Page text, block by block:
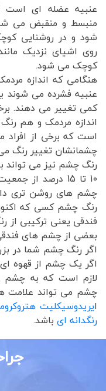
عنبیه عضله ای است
منبسط و منقبض می
شود و در روشنایی
روی اشیای نزدیک
کوچک می شود.
هنگامی که اندازه
عنبیه فشرده می
کمی تغییر می دهند.
اندازه مردمک و هم
است که برخی از
چشمانشان تغییر رنگ
رنگ چشم نیز می تواند
10 تا 15 درصد
چشم های روشن تری
رنگ چشم کسی که
فندقی یعنی ترکیبی از
بعضی از چشم های
اگر رنگ چشم شما در
اگر یک چشم از قهوه ای
لازم است که به چشم
چشم می تواند علامت
ایریدوسیکلیت
رنگدانه ای باشد.